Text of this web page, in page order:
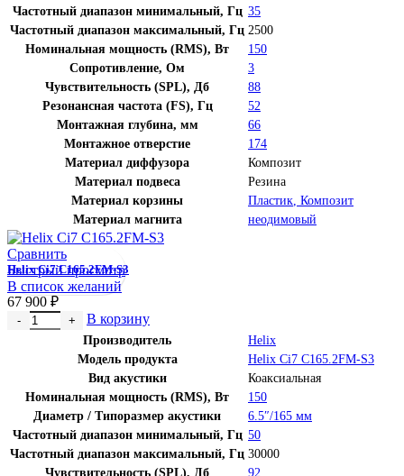
Частотный диапазон минимальный, Гц 35
Частотный диапазон максимальный, Гц 2500
Номинальная мощность (RMS), Вт
150
Сопротивление, Ом
3
Чувствительность (SPL), Дб
88
Резонансная частота (FS), Гц
52
Монтажная глубина, мм
66
Монтажное отверстие
174
Материал диффузора
Композит
Материал подвеса
Резина
Материал корзины
Пластик Композит
Материал магнита
неодимовый
Сравнить
Быстрый просмотр
В список желаний
Helix Ci7 C165.2FM-S3
67 900 ₽
Количество товара Helix Ci7 C165.2FM-S3
В корзину
Производитель
Helix
Модель продукта
Helix Ci7 C165.2FM-S3
Вид акустики
Коаксиальная
Номинальная мощность (RMS), Вт
150
Диаметр / Типоразмер акустики
6.5″/165 мм
Частотный диапазон минимальный, Гц 50
Частотный диапазон максимальный, Гц 30000
Чувствительность (SPL), Дб
92